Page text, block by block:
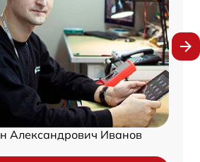
Александрович Иванов